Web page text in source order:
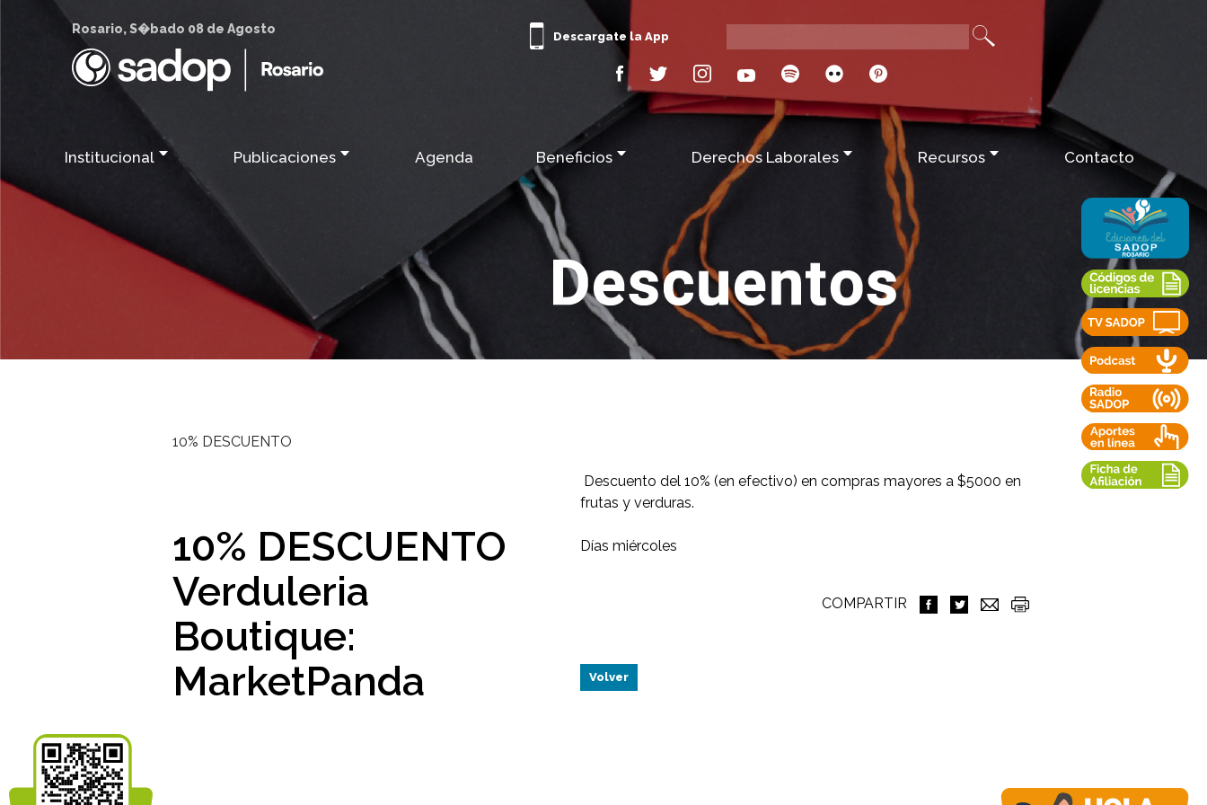
Rosario, S�bado 08 de Agosto
Descargate la App
Institucional Publicaciones Agenda Beneficios Derechos Laborales Recursos Contacto
10% DESCUENTO
10% DESCUENTO
Verduleria
Boutique:
MarketPanda
Descuento del 10% (en efectivo) en compras mayores a $5000 en
frutas y verduras.
Días miércoles
COMPARTIR
Volver